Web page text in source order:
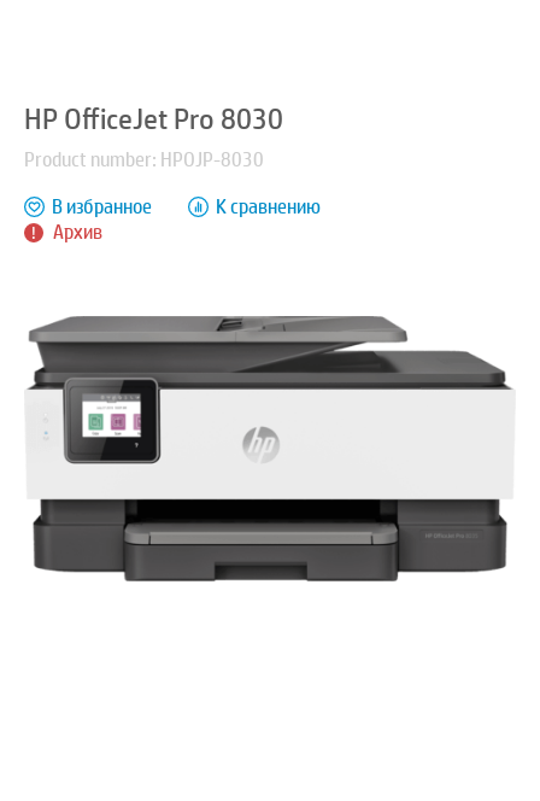
HP OfficeJet Pro 8030
Product number: HPOJP-8030
Архив
В избранное К сравнению